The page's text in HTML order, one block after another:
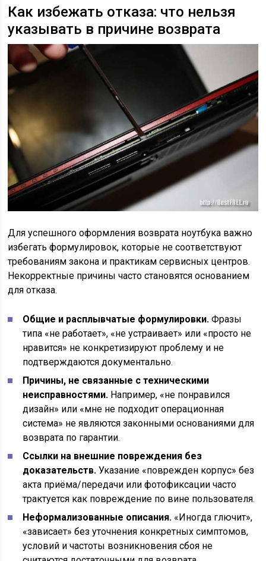
Как избежать отказа: что нельзя
указывать в причине возврата
Для успешного оформления возврата ноутбука важно
избегать формулировок, которые не соответствуют
требованиям закона и практикам сервисных центров.
Некорректные причины часто становятся основанием
для отказа.
Общие и расплывчатые формулировки. Фразы
типа «не работает», «не устраивает» или «просто не
нравится» не конкретизируют проблему и не
подтверждаются документально.
Причины, не связанные с техническими
неисправностями. Например, «не понравился
дизайн» или «мне не подходит операционная
система» не являются законными основаниями для
возврата по гарантии.
Ссылки на внешние повреждения без
доказательств. Указание «поврежден корпус» без
акта приёма/передачи или фотофиксации часто
трактуется как повреждение по вине пользователя.
Неформализованные описания. «Иногда глючит»,
«зависает» без уточнения конкретных симптомов,
условий и частоты возникновения сбоя не